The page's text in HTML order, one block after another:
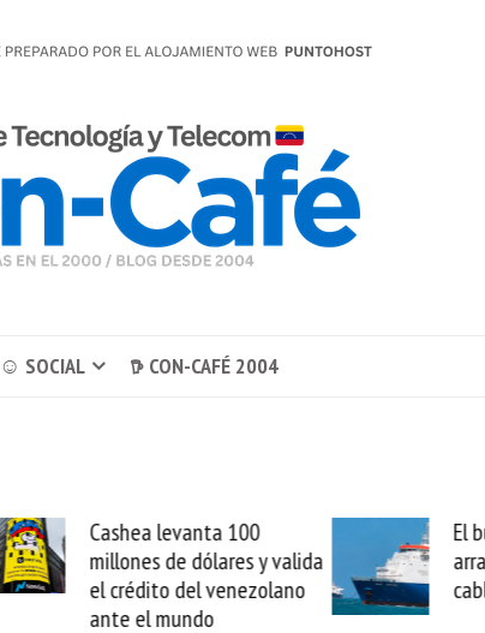
☺ SOCIAL 𖠚 CON-CAFÉ 2004
100
dólares y valida
venezolano
El buque Wave Sentinel
arranca la reparación del
cable de Cirion